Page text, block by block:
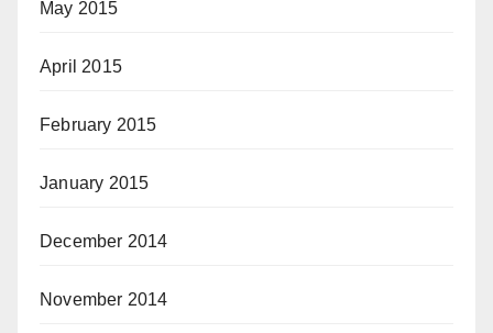
May 2015
April 2015
February 2015
January 2015
December 2014
November 2014